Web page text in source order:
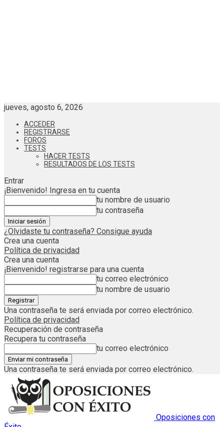
jueves, agosto 6, 2026
ACCEDER
REGISTRARSE
FOROS
TESTS
HACER TESTS
RESULTADOS DE LOS TESTS
Entrar
¡Bienvenido! Ingresa en tu cuenta
tu nombre de usuario
tu contraseña
¿Olvidaste tu contraseña? Consigue ayuda
Crea una cuenta
Política de privacidad
Crea una cuenta
¡Bienvenido! registrarse para una cuenta
tu correo electrónico
tu nombre de usuario
Una contraseña te será enviada por correo electrónico.
Política de privacidad
Recuperación de contraseña
Recupera tu contraseña
tu correo electrónico
Una contraseña te será enviada por correo electrónico.
Oposiciones con